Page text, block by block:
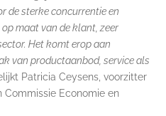
de sterke concurrentie en
maat van de klant, zeer
Het komt erop aan
van productaanbod, service als
Patricia Ceysens, voorzitter
Commissie Economie en